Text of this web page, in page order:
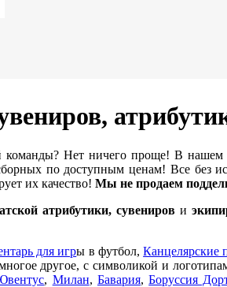
команды? Нет ничего проще! В нашем
по доступным ценам! Все без
их качество! Мы не продаем
атрибутики, сувениров и
для игры в футбол,Канцелярские
другое, с символикой и
, Милан, Бавария,Боруссия